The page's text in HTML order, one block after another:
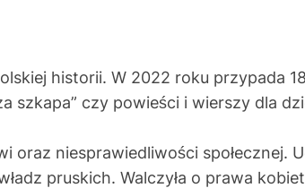
historii. W 2022 roku przypada
szkapa” czy powieści i wierszy dla
oraz niesprawiedliwości społecznej.
pruskich. Walczyła o prawa